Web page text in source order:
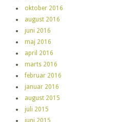
oktober 2016
august 2016
juni 2016
maj 2016
april 2016
marts 2016
februar 2016
januar 2016
august 2015
juli 2015
juni 2015